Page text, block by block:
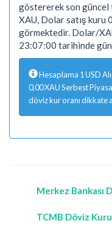
göstererek son güncel
XAU, Dolar satış kuru
görmektedir. Dolar/
23:07:00 tarihinde
Hesaplama 1 USD
0,00 XAU Serbest
döviz kur oranı dikkate
Merkez Bankası
TCMB Döviz